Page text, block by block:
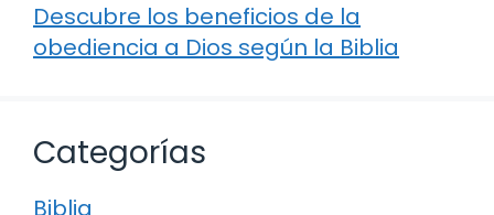
Descubre los beneficios de la
obediencia a Dios según la Biblia
Categorías
Biblia